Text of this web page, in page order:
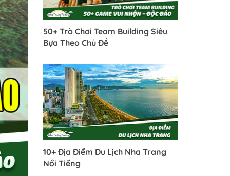
50+ Trò Chơi Team Building Siêu
Bựa Theo Chủ Đề
10+ Địa Điểm Du Lịch Nha Trang
Nổi Tiếng